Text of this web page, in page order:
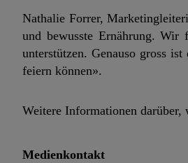
Nathalie Forrer,
und bewusste Ernährung. Wir
unterstützen. Genauso gross
feiern können».
Weitere Informationen darüber,
Medienkontakt